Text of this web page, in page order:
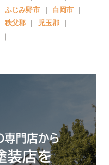
ふじみ野市 ｜ 白岡市 ｜
秩父郡 ｜ 児玉郡 ｜
｜